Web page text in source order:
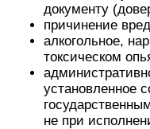
документу
причинение
алкогольное,
токсическом
установленное
не при